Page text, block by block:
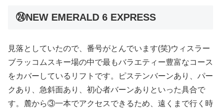
㉔NEW EMERALD 6 EXPRESS
見落としていたので、番号がとんでいます(笑)ウィスラー
ブラッコムスキー場の中で最もバラエティー豊富なコース
をカバーしているリフトです。ピステンバーンあり、パー
クあり、急斜面あり、初心者バーンありといった具合で
す。麓から③一本でアクセスできるため、遠くまで行く時